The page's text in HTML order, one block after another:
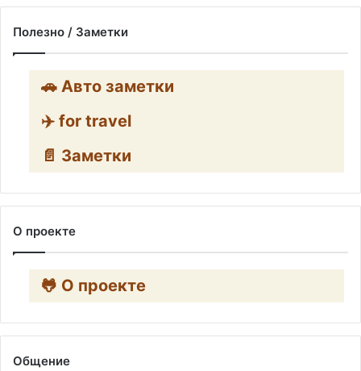
Полезно / Заметки
🚗 Авто заметки
✈️ for travel
📄 Заметки
О проекте
🐸 О проекте
Общение